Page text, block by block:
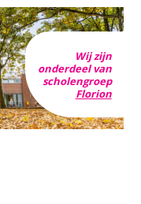
Wij zijn
onderdeel van
scholengroep
Florion